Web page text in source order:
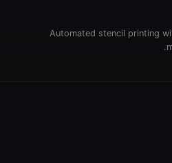
Automated stencil printing